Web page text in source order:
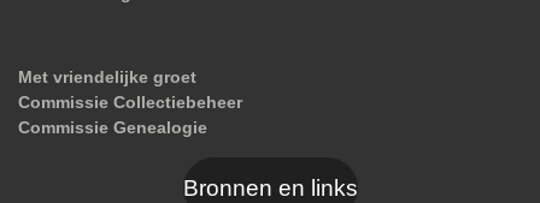
Met vriendelijke groet
Commissie Collectiebeheer
Commissie Genealogie
Bronnen en links